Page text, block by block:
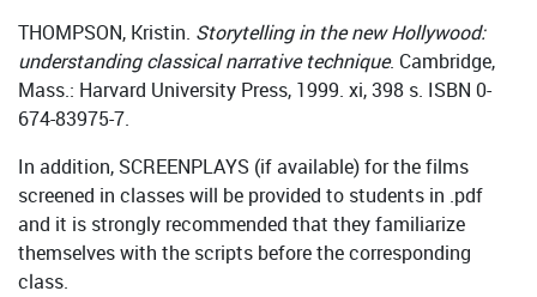
THOMPSON, Kristin. Storytelling in the new Hollywood:
understanding classical narrative technique. Cambridge,
Mass.: Harvard University Press, 1999. xi, 398 s. ISBN 0-
674-83975-7.
In addition, SCREENPLAYS (if available) for the films
screened in classes will be provided to students in .pdf
and it is strongly recommended that they familiarize
themselves with the scripts before the corresponding
class.